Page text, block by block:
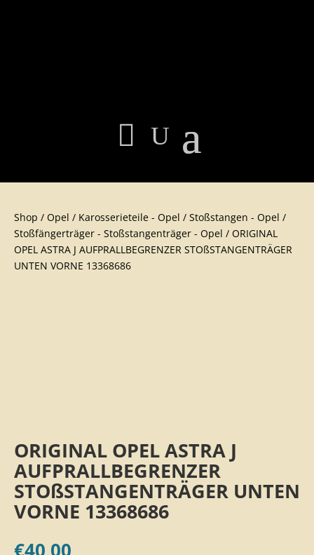
Shop / Opel / Karosserieteil​e - Opel / Stoßstangen - Opel /
Stoßfängerträger - Stoßstangenträger - Opel / ORIGINAL
OPEL ASTRA J AUFPRALLBEGRENZER STOßSTANGENTRÄGER
UNTEN VORNE 13368686
ORIGINAL OPEL ASTRA J
AUFPRALLBEGRENZER
STOßSTANGENTRÄGER UNTEN
VORNE 13368686